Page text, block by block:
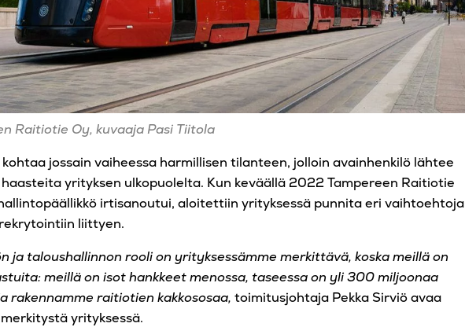
Raitiotie Oy, kuvaaja Pasi Tiitola
jossain vaiheessa harmillisen tilanteen, jolloin avainhenkilö lähtee
yrityksen ulkopuolelta. Kun keväällä 2022 Tampereen Raitiotie
irtisanoutui, aloitettiin yrityksessä punnita eri vaihtoehtoja
liittyen.
ja taloushallinnon rooli on yrityksessämme merkittävä, koska meillä on
meillä on isot hankkeet menossa, taseessa on yli 300 miljoonaa
rakennamme raitiotien kakkososaa, toimitusjohtaja Pekka Sirviö avaa
yrityksessä.